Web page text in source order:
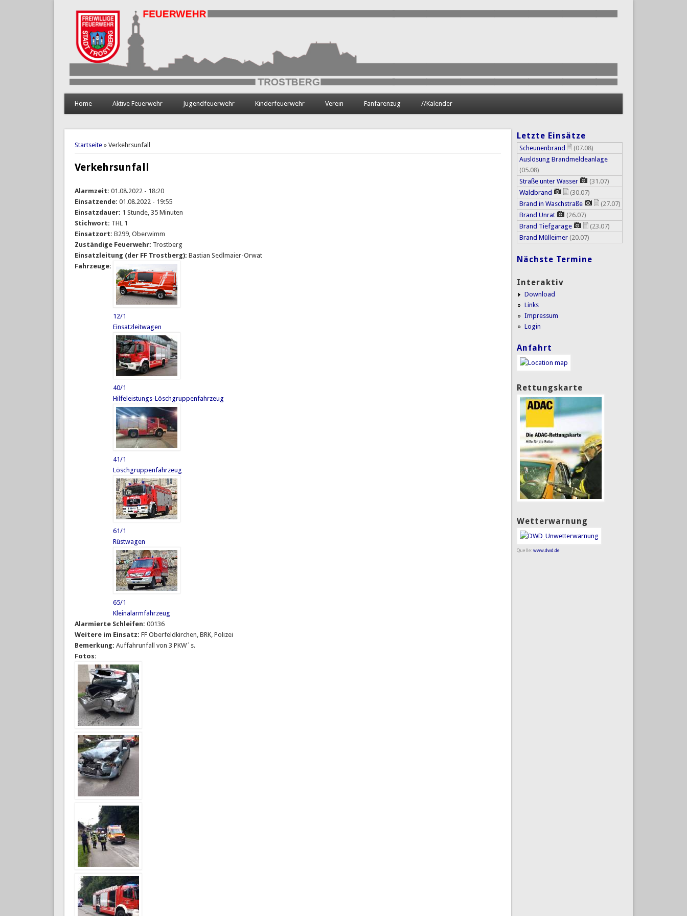
Home Aktive Feuerwehr Jugendfeuerwehr Kinderfeuerwehr Verein Fanfarenzug //Kalender
Sie sind hier
Startseite» Verkehrsunfall
Verkehrsunfall
Alarmzeit: 01.08.2022 - 18:20
Einsatzende: 01.08.2022 - 19:55
Einsatzdauer: 1 Stunde, 35 Minuten
Stichwort: THL 1
Einsatzort: B299, Oberwimm
Zuständige Feuerwehr: Trostberg
Einsatzleitung (der FF Trostberg): Bastian Sedlmaier-Orwat
Fahrzeuge:
12/1
Einsatzleitwagen
40/1
Hilfeleistungs-Löschgruppenfahrzeug
41/1
Löschgruppenfahrzeug
61/1
Rüstwagen
65/1
Kleinalarmfahrzeug
Alarmierte Schleifen: 00136
Weitere im Einsatz: FF Oberfeldkirchen, BRK, Polizei
Bemerkung: Auffahrunfall von 3 PKW´s.
Fotos:
Letzte Einsätze
Scheunenbrand
(07.08)
Auslösung Brandmeldeanlage
(05.08)
Straße unter Wasser
(31.07)
Waldbrand
(30.07)
Brand in Waschstraße
(27.07)
Brand Unrat
(26.07)
Brand Tiefgarage
(23.07)
Brand Mülleimer (20.07)
Nächste Termine
Interaktiv
Download
Links
Impressum
Login
Anfahrt
Rettungskarte
Wetterwarnung
Quelle: www.dwd.de